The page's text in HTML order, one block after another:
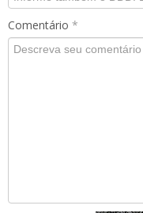
Comentário *